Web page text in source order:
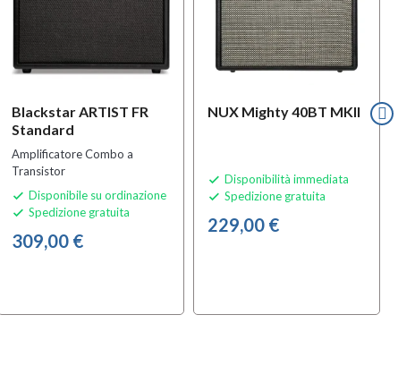
Blackstar ARTIST FR
Standard
Amplificatore Combo a
Transistor
 Disponibile su ordinazione
 Spedizione gratuita
309,00 €
NUX Mighty 40BT MKII
 Disponibilità immediata
 Spedizione gratuita
229,00 €